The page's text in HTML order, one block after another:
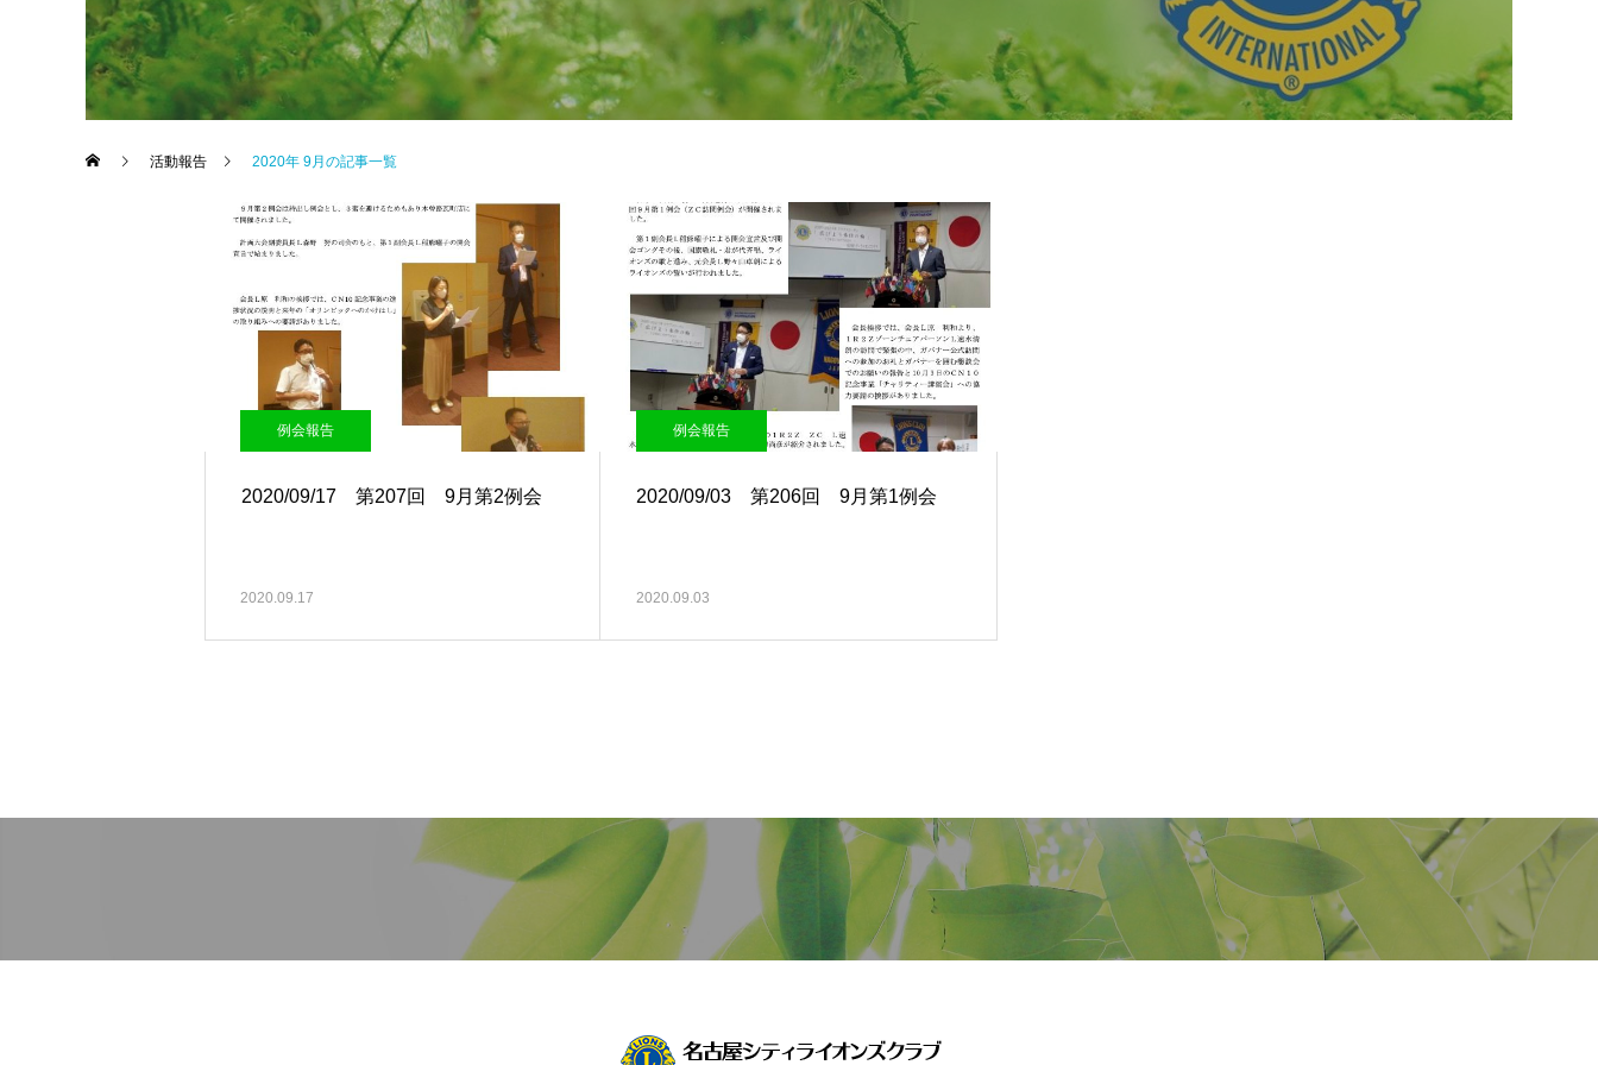
活動報告 2020年 9月の記事一覧
例会報告
2020/09/17 第207回 9月第2例会
2020.09.17
例会報告
2020/09/03 第206回 9月第1例会
2020.09.03